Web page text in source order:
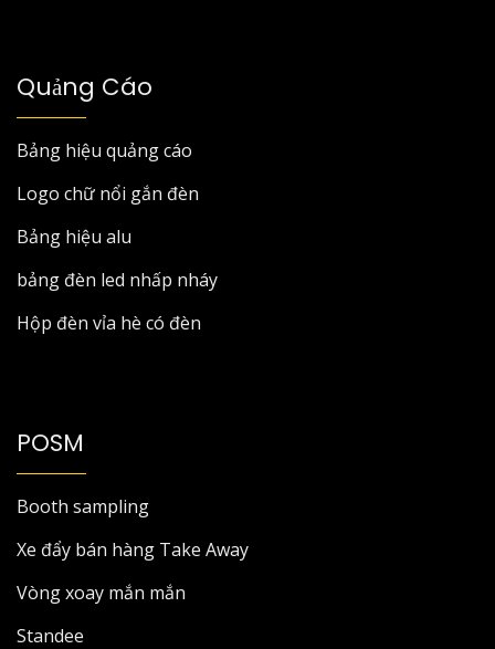
Quảng Cáo
Bảng hiệu quảng cáo
Logo chữ nổi gắn đèn
Bảng hiệu alu
bảng đèn led nhấp nháy
Hộp đèn vỉa hè có đèn
POSM
Booth sampling
Xe đẩy bán hàng Take Away
Vòng xoay mắn mắn
Standee